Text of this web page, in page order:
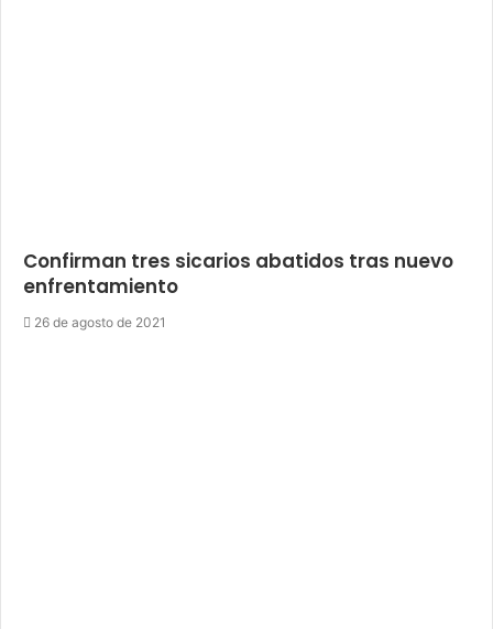
Confirman tres sicarios abatidos tras nuevo
enfrentamiento
26 de agosto de 2021